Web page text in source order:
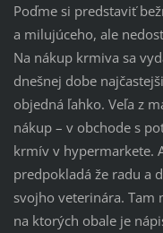
Poďme si predstaviť
a milujúceho, ale
Na nákup krmiva sa
dnešnej dobe
objedná ľahko. Veľa z
nákup – v obchode s
krmív v hypermarkete.
predpokladá že radu a
svojho veterinára. Tam
na ktorých obale je